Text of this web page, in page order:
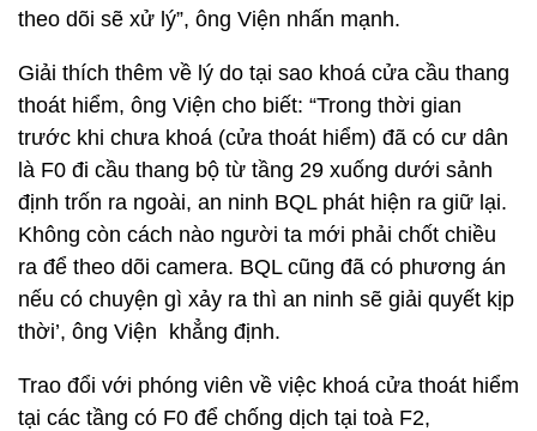
theo dõi sẽ xử lý”, ông Viện nhấn mạnh.
Giải thích thêm về lý do tại sao khoá cửa cầu thang
thoát hiểm, ông Viện cho biết: “Trong thời gian
trước khi chưa khoá (cửa thoát hiểm) đã có cư dân
là F0 đi cầu thang bộ từ tầng 29 xuống dưới sảnh
định trốn ra ngoài, an ninh BQL phát hiện ra giữ lại.
Không còn cách nào người ta mới phải chốt chiều
ra để theo dõi camera. BQL cũng đã có phương án
nếu có chuyện gì xảy ra thì an ninh sẽ giải quyết kịp
thời’, ông Viện khẳng định.
Trao đổi với phóng viên về việc khoá cửa thoát hiểm
tại các tầng có F0 để chống dịch tại toà F2,